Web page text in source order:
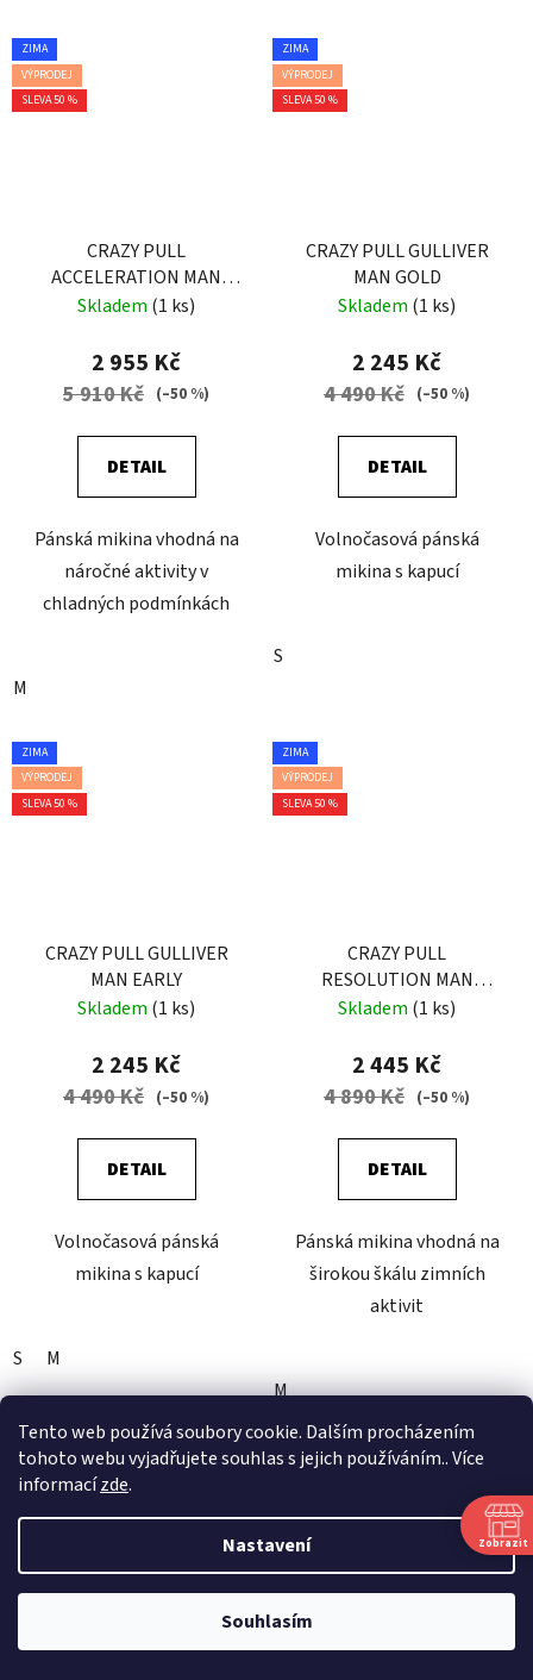
Tento web používá soubory cookie. Dalším procházením
tohoto webu vyjadřujete souhlas s jejich používáním.. Více
informacízde.
Nastavení
Souhlasím
ZIMA
VÝPRODEJ
SLEVA 50 %
CRAZY PULL
ACCELERATION MAN
EARLY
Skladem (1 ks)
2 955 Kč
5 910 Kč (–50 %)
DETAIL
Pánská mikina vhodná na
náročné aktivity v
chladných podmínkách
M
ZIMA
VÝPRODEJ
SLEVA 50 %
CRAZY PULL GULLIVER
MAN GOLD
Skladem (1 ks)
2 245 Kč
4 490 Kč (–50 %)
DETAIL
Volnočasová pánská
mikina s kapucí
S
ZIMA
VÝPRODEJ
SLEVA 50 %
CRAZY PULL GULLIVER
MAN EARLY
Skladem (1 ks)
2 245 Kč
4 490 Kč (–50 %)
DETAIL
Volnočasová pánská
mikina s kapucí
S M
ZIMA
VÝPRODEJ
SLEVA 50 %
CRAZY PULL
RESOLUTION MAN
ENERGY-BLACK
Skladem (1 ks)
2 445 Kč
4 890 Kč (–50 %)
DETAIL
Pánská mikina vhodná na
širokou škálu zimních
aktivit
M
ZIMA
VÝPRODEJ
CRAZY PULL
ZIMA
CRAZY PULL NEUTRON
Zobrazit